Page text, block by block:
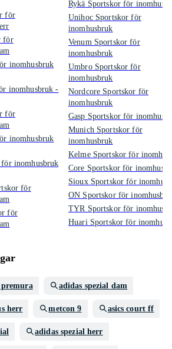
för
för
inomhusbruk
inomhusbruk -
för
inomhusbruk
inomhusbruk
för
för
Rykä Sportskor för
Unihoc Sportskor för
inomhusbruk
Venum Sportskor för
inomhusbruk
Umbro Sportskor för
inomhusbruk
Nordcore Sportskor för
inomhusbruk
Gasp Sportskor för
Munich Sportskor för
inomhusbruk
Kelme Sportskor för
Core Sportskor för
Sioux Sportskor för
ON Sportskor för
TYR Sportskor för
Huari Sportskor för
adidas spezial dam
herr metcon 9 asics court ff
adidas spezial herr